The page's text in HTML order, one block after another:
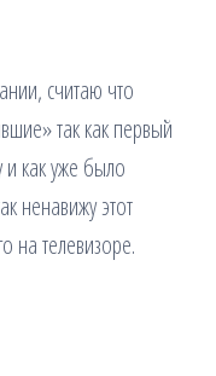
считаю что
так как первый
как уже было
ненавижу этот
на телевизоре.